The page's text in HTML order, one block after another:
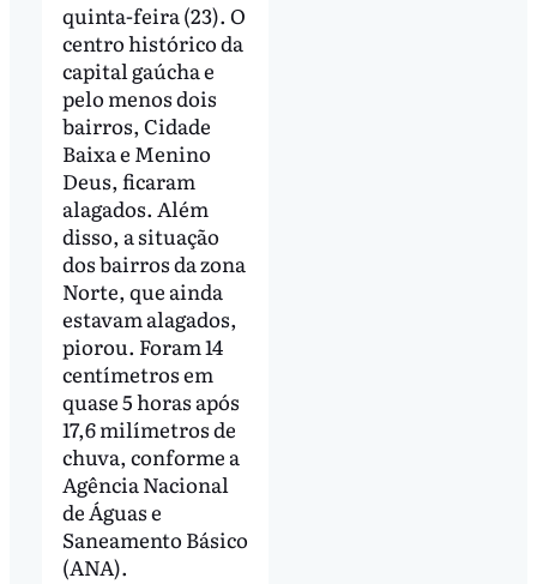
quinta-feira (23). O
centro histórico da
capital gaúcha e
pelo menos dois
bairros, Cidade
Baixa e Menino
Deus, ficaram
alagados. Além
disso, a situação
dos bairros da zona
Norte, que ainda
estavam alagados,
piorou. Foram 14
centímetros em
quase 5 horas após
17,6 milímetros de
chuva, conforme a
Agência Nacional
de Águas e
Saneamento Básico
(ANA).